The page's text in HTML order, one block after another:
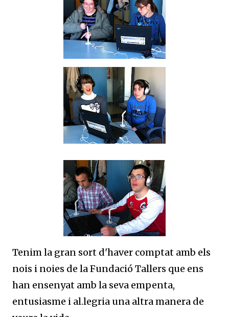
Tenim la gran sort d'haver comptat amb els
nois i noies de la Fundació Tallers que ens
han ensenyat amb la seva empenta,
entusiasme i al.legria una altra manera de